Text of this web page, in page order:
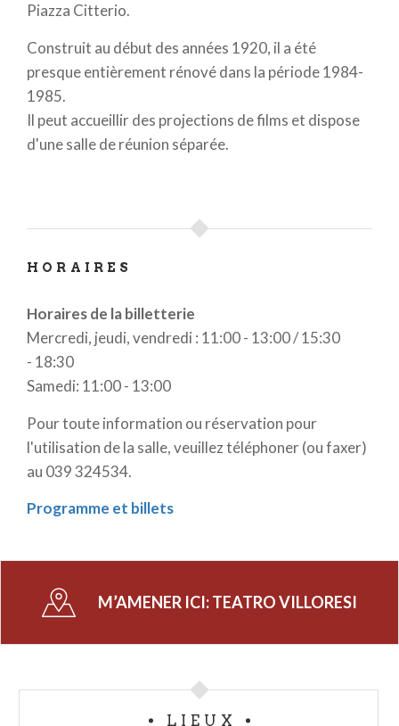
Piazza Citterio.
Construit au début des années 1920, il a été
presque entièrement rénové dans la période 1984-
1985.
Il peut accueillir des projections de films et dispose
d'une salle de réunion séparée.
HORAIRES
Horaires de la billetterie
Mercredi, jeudi, vendredi : 11:00 - 13:00 / 15:30
- 18:30
Samedi: 11:00 - 13:00
Pour toute information ou réservation pour
l'utilisation de la salle, veuillez téléphoner (ou faxer)
au 039 324534.
Programme et billets
M’AMENER ICI:TEATRO VILLORESI
LIEUX